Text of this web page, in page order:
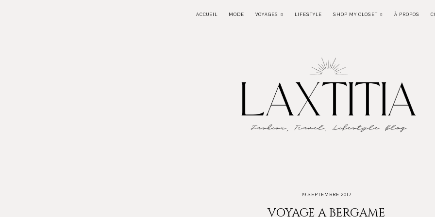
ACCUEIL MODE VOYAGES LIFESTYLE SHOP MY CLOSET À PROPOS
19 SEPTEMBRE 2017
VOYAGE A BERGAME